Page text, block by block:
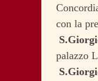
con la
palazzo